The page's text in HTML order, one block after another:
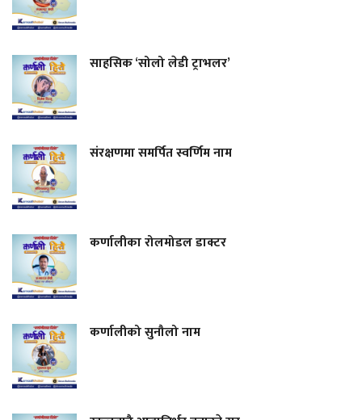
साहसिक ‘सोलो लेडी ट्राभलर’
संरक्षणमा समर्पित स्वर्णिम नाम
कर्णालीका रोलमोडल डाक्टर
कर्णालीको सुनौलो नाम